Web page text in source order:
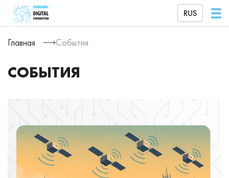
RUS
Главная События
СОБЫТИЯ